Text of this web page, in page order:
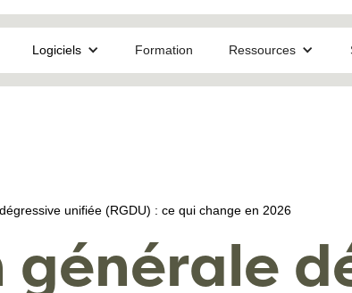
Logiciels Formation Ressources
unifiée (RGDU) : ce qui change en 2026
générale